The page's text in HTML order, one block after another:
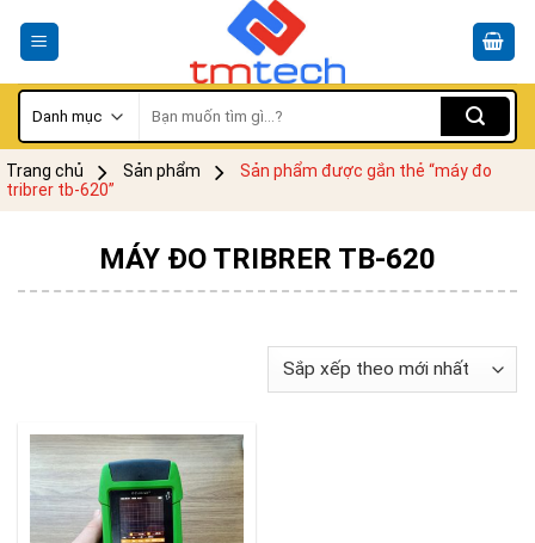
kiếm:
Trang chủ Sản phẩm
Sản phẩm được gắn thẻ “máy đo
tribrer tb-620”
MÁY ĐO TRIBRER TB-620